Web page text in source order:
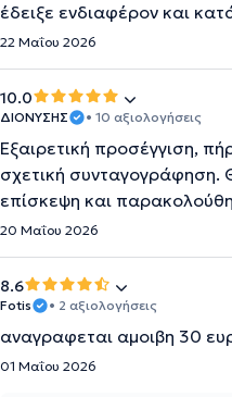
έδειξε ενδιαφέρον και
22 Μαΐου 2026
10.0
ΔΙΟΝΥΣΗΣ • 10 αξιολογήσεις
Εξαιρετική προσέγγιση,
σχετική συνταγογράφηση.
επίσκεψη και
20 Μαΐου 2026
8.6
Fotis • 2 αξιολογήσεις
αναγραφεται αμοιβη 30
01 Μαΐου 2026